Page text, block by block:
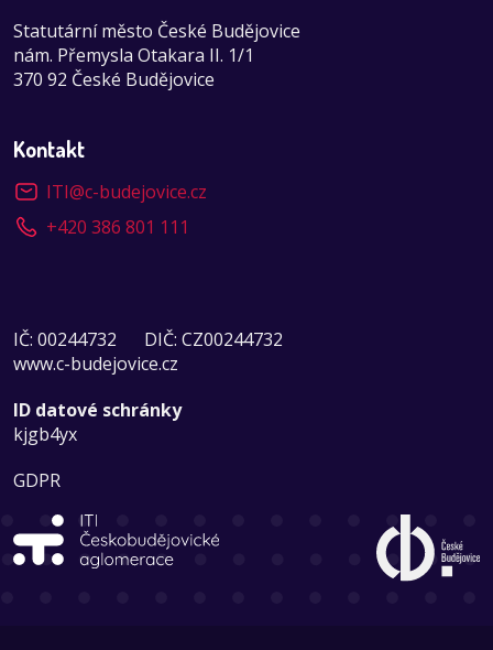
Statutární město České Budějovice
nám. Přemysla Otakara II. 1/1
370 92 České Budějovice
Kontakt
ITI@c-budejovice.cz
+420 386 801 111
IČ: 00244732
DIČ: CZ00244732
www.c-budejovice.cz
ID datové schránky
kjgb4yx
GDPR